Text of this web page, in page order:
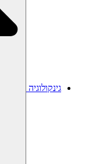
גינקולוגיה